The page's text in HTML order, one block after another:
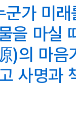
가 미
을 마실
)의 마
사명과